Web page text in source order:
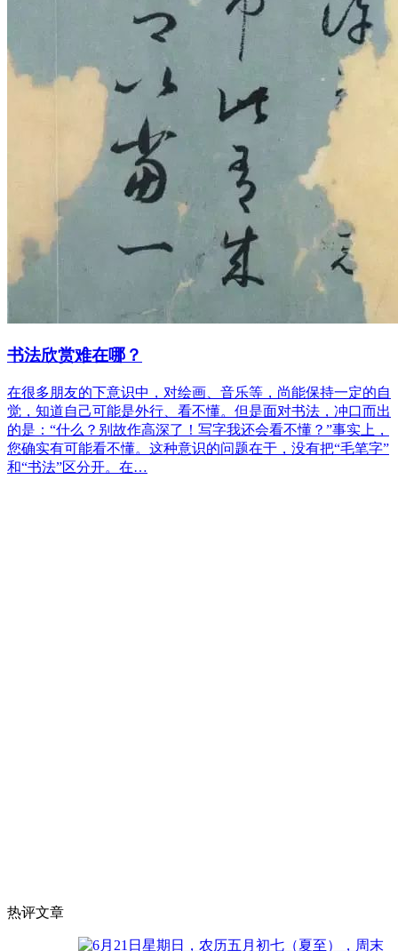
书法欣赏难在哪？
在很多朋友的下意识中，对绘画、音乐等，尚能保持一定的自
觉，知道自己可能是外行、看不懂。但是面对书法，冲口而出
的是：“什么？别故作高深了！写字我还会看不懂？”事实上，
您确实有可能看不懂。这种意识的问题在于，没有把“毛笔字”
和“书法”区分开。在…
热评文章